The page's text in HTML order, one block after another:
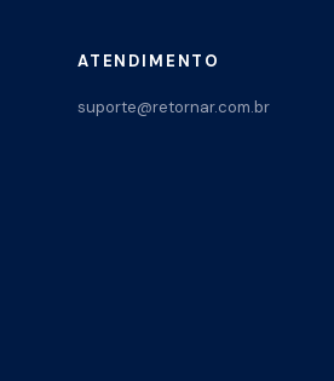
ATENDIMENTO
suporte@retornar.com.br